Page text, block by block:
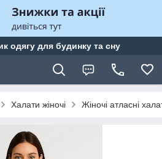
одягу для будинку та сну
Халати жіночі Жіночі атласні